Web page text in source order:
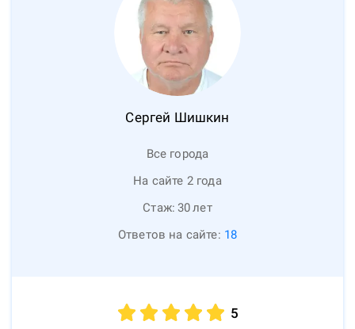
Сергей Шишкин
Все города
На сайте 2 года
Стаж: 30лет
Ответов на сайте: 18
5